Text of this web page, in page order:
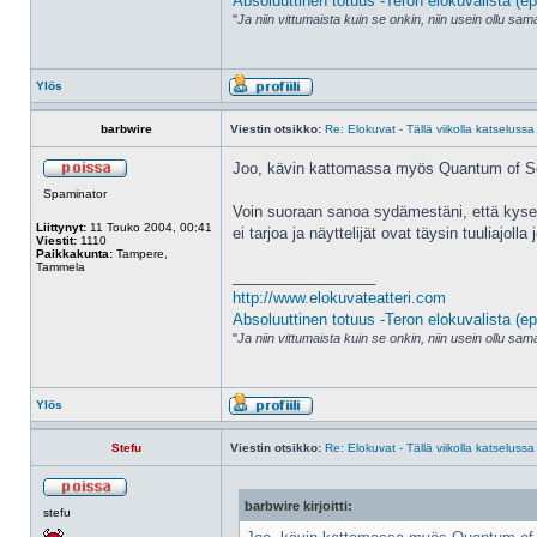
"Ja niin vittumaista kuin se onkin, niin usein ollu
Ylös
barbwire Viestin otsikko: Re: Elokuvat - Tällä viikolla katselussa
Spaminator
Liittynyt: 11 Touko 2004, 00:41
Viestit: 1110
Paikkakunta: Tampere,
Tammela
Joo, kävin kattomassa myös Quantum of
Voin suoraan sanoa sydämestäni, että
ei tarjoa ja näyttelijät ovat täysin tuuliajolla
http://www.elokuvateatteri.com
Absoluuttinen totuus -Teron elokuvalista
"Ja niin vittumaista kuin se onkin, niin usein ollu
Ylös
Stefu Viestin otsikko: Re: Elokuvat - Tällä viikolla katselussa
stefu barbwire kirjoitti: